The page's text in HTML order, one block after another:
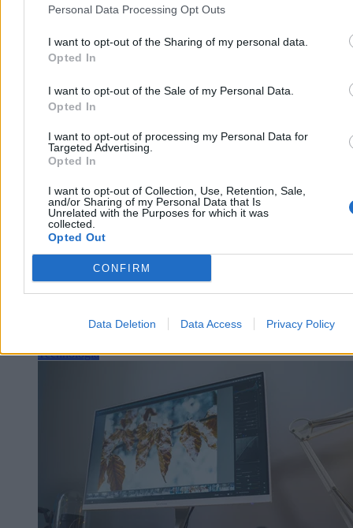
Personal Data Processing Opt Outs
I want to opt-out of the Sharing of my personal data.
Opted In
I want to opt-out of the Sale of my Personal Data.
Opted In
I want to opt-out of processing my Personal Data for
Targeted Advertising.
Opted In
I want to opt-out of Collection, Use, Retention, Sale,
and/or Sharing of my Personal Data that Is
Unrelated with the Purposes for which it was
collected.
Opted Out
CONFIRM
Data Deletion Data Access Privacy Policy
ważnych nowości, w tym łatwe informowanie wszystkich
Arkadiusz Dziermański
Dzisiaj 13:52
Reklama
Reklama
Technologia